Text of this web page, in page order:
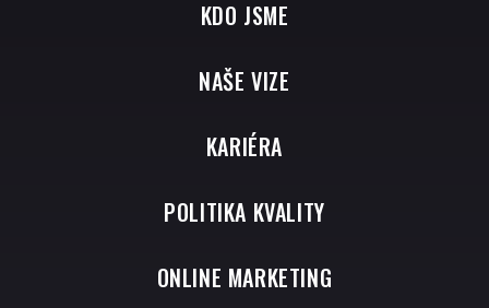
KDO JSME
NAŠE VIZE
KARIÉRA
POLITIKA KVALITY
ONLINE MARKETING